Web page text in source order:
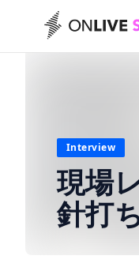
Interview
現場
針打